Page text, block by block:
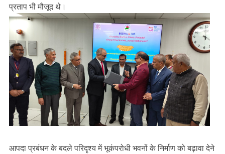
प्रताप भी मौजूद थे।
आपदा प्रबंधन के बदले परिदृश्य में भूकंपरोधी भवनों के निर्माण को बढ़ावा देने